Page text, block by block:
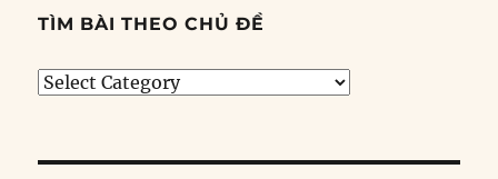
TÌM BÀI THEO CHỦ ĐỀ
Tìm